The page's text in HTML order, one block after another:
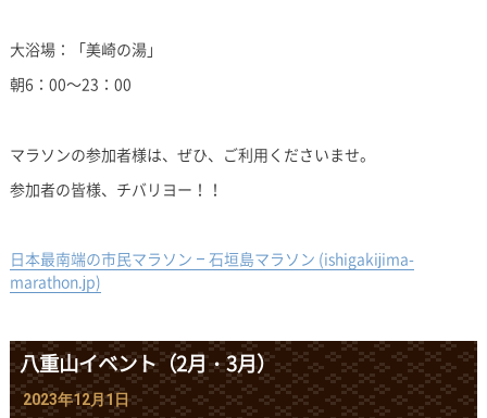
大浴場：「美崎の湯」
朝6：00～23：00
マラソンの参加者様は、ぜひ、ご利用くださいませ。
参加者の皆様、チバリヨー！！
日本最南端の市民マラソン – 石垣島マラソン (ishigakijima-
marathon.jp)
八重山イベント（2月・3月）
2023年12月1日